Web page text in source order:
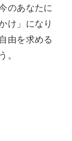
のあなたに
け」になり
由を求める
。